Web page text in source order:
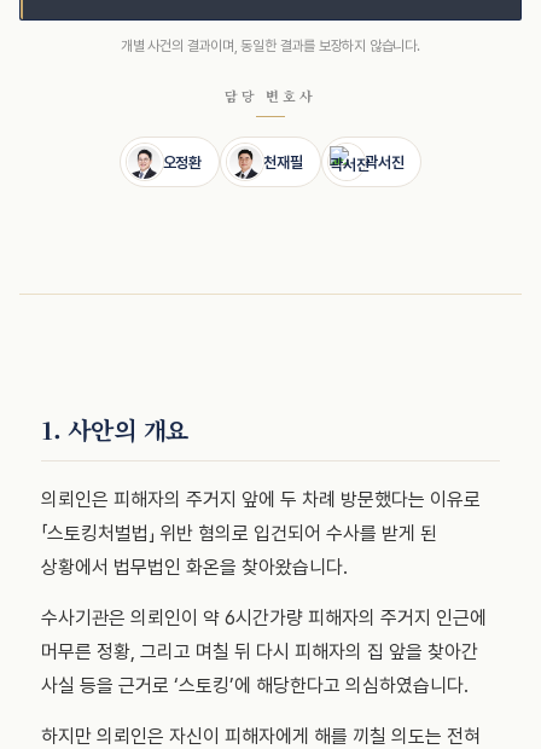
개별 사건의 결과이며, 동일한 결과를 보장하지 않습니다.
담당 변호사
오정환 천재필 곽서진
1. 사안의 개요
의뢰인은 피해자의 주거지 앞에 두 차례 방문했다는 이유로
「스토킹처벌법」 위반 혐의로 입건되어 수사를 받게 된
상황에서 법무법인 화온을 찾아왔습니다.
수사기관은 의뢰인이 약 6시간가량 피해자의 주거지 인근에
머무른 정황, 그리고 며칠 뒤 다시 피해자의 집 앞을 찾아간
사실 등을 근거로 ‘스토킹’에 해당한다고 의심하였습니다.
하지만 의뢰인은 자신이 피해자에게 해를 끼칠 의도는 전혀